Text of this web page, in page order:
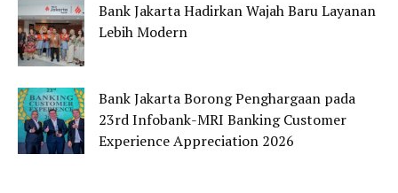
Bank Jakarta Hadirkan Wajah Baru Layanan
Lebih Modern
Bank Jakarta Borong Penghargaan pada
23rd Infobank-MRI Banking Customer
Experience Appreciation 2026